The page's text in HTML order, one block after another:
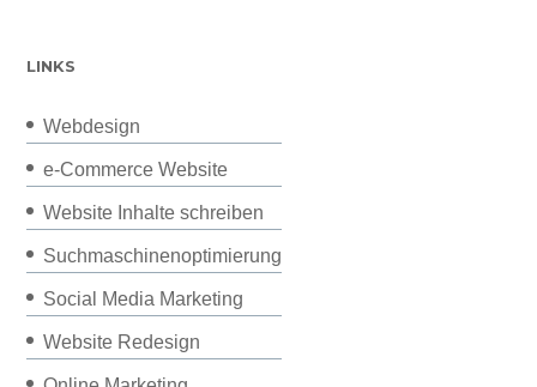
LINKS
Webdesign
e-Commerce Website
Website Inhalte schreiben
Suchmaschinenoptimierung
Social Media Marketing
Website Redesign